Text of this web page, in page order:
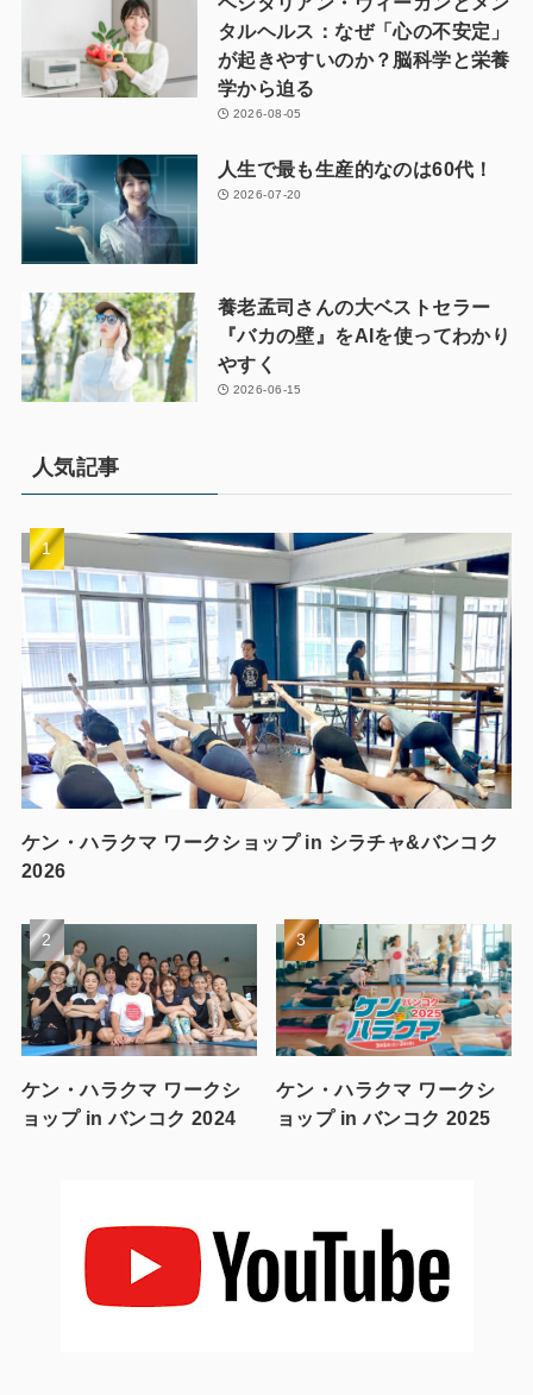
タルヘルス：なぜ「心の不安定」
が起きやすいのか？脳科学と栄養
学から迫る
2026-08-05
人生で最も生産的なのは60代！
2026-07-20
養老孟司さんの大ベストセラー
『バカの壁』をAIを使ってわかり
やすく
2026-06-15
人気記事
ケン・ハラクマ ワークショップ in シラチャ&バンコク
2026
ケン・ハラクマ ワークシ
ョップ in バンコク 2024
ケン・ハラクマ ワークシ
ョップ in バンコク 2025